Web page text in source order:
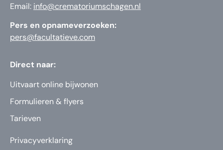
Email: info@crematoriumschagen.nl
Pers en opnameverzoeken:
pers@facultatieve.com
Direct naar:
Uitvaart online bijwonen
Formulieren & flyers
Tarieven
Privacyverklaring